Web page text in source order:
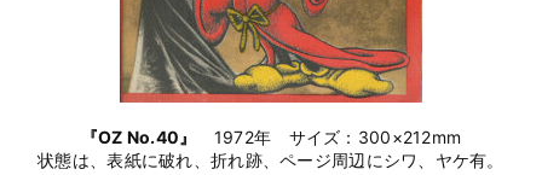
『OZ No.40』
1972年 サイズ：300×212mm
状態は、表紙に破れ、折れ跡、ページ周辺にシワ、ヤケ有。